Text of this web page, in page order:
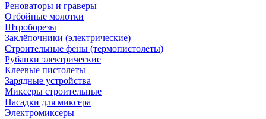
Реноваторы и граверы
Отбойные молотки
Штроборезы
Заклёпочники (электрические)
Строительные фены (термопистолеты)
Рубанки электрические
Клеевые пистолеты
Зарядные устройства
Миксеры строительные
Насадки для миксера
Электромиксеры